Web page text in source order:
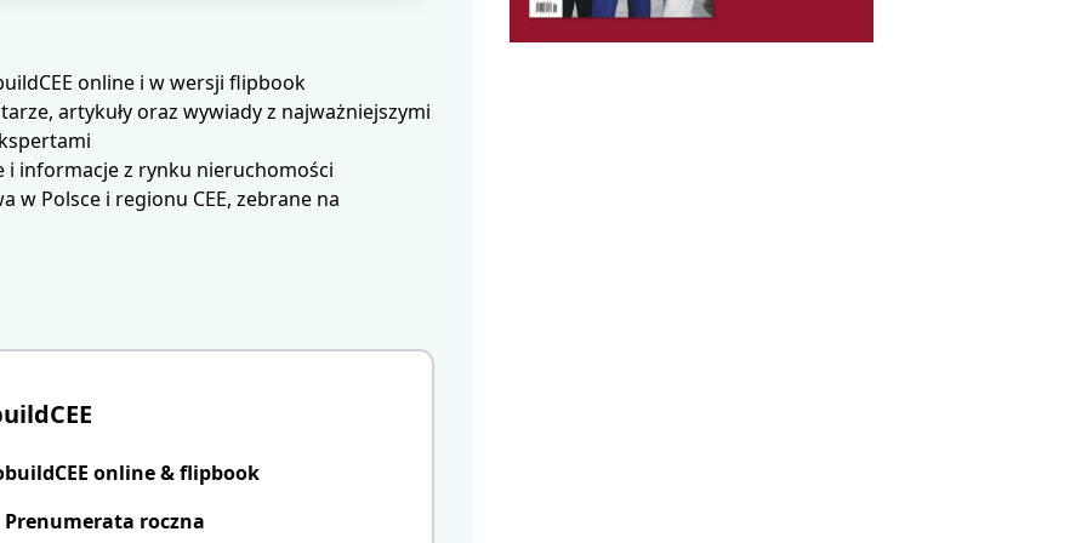
online & flipbook
Prenumerata roczna
online i w wersji flipbook
artykuły oraz wywiady z najważniejszymi
i informacje z rynku nieruchomości
w Polsce i regionu CEE, zebrane na